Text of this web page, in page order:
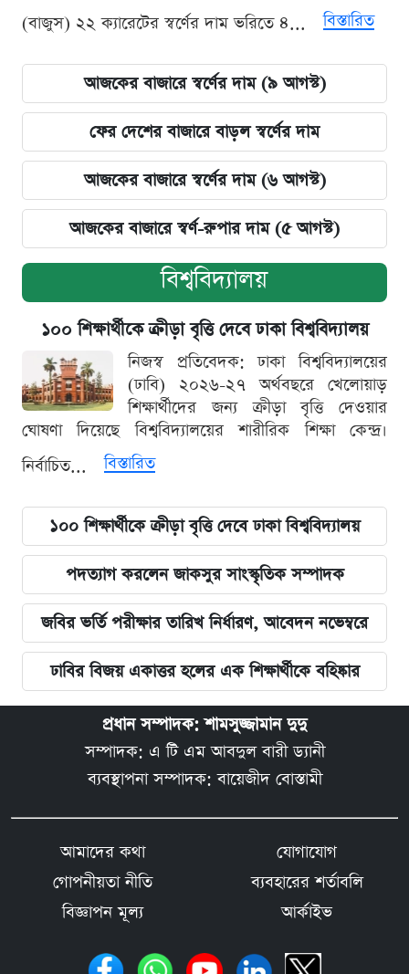
(বাজুস) ২২ ক্যারেটের স্বর্ণের দাম ভরিতে ৪...
বিস্তারিত
আজকের বাজারে স্বর্ণের দাম (৯ আগস্ট)
ফের দেশের বাজারে বাড়ল স্বর্ণের দাম
আজকের বাজারে স্বর্ণের দাম (৬ আগস্ট)
আজকের বাজারে স্বর্ণ-রুপার দাম (৫ আগস্ট)
বিশ্ববিদ্যালয়
১০০ শিক্ষার্থীকে ক্রীড়া বৃত্তি দেবে ঢাকা বিশ্ববিদ্যালয়
নিজস্ব প্রতিবেদক: ঢাকা বিশ্ববিদ্যালয়ের
(ঢাবি) ২০২৬-২৭ অর্থবছরে খেলোয়াড়
শিক্ষার্থীদের জন্য ক্রীড়া বৃত্তি দেওয়ার
ঘোষণা দিয়েছে বিশ্ববিদ্যালয়ের শারীরিক শিক্ষা কেন্দ্র।
নির্বাচিত...
বিস্তারিত
১০০ শিক্ষার্থীকে ক্রীড়া বৃত্তি দেবে ঢাকা বিশ্ববিদ্যালয়
পদত্যাগ করলেন জাকসুর সাংস্কৃতিক সম্পাদক
জবির ভর্তি পরীক্ষার তারিখ নির্ধারণ, আবেদন নভেম্বরে
ঢাবির বিজয় একাত্তর হলের এক শিক্ষার্থীকে বহিষ্কার
প্রধান সম্পাদক: শামসুজ্জামান দুদু
সম্পাদক: এ টি এম আবদুল বারী ড্যানী
ব্যবস্থাপনা সম্পাদক: বায়েজীদ বোস্তামী
আমাদের কথা
যোগাযোগ
গোপনীয়তা নীতি
ব্যবহারের শর্তাবলি
বিজ্ঞাপন মূল্য
আর্কাইভ